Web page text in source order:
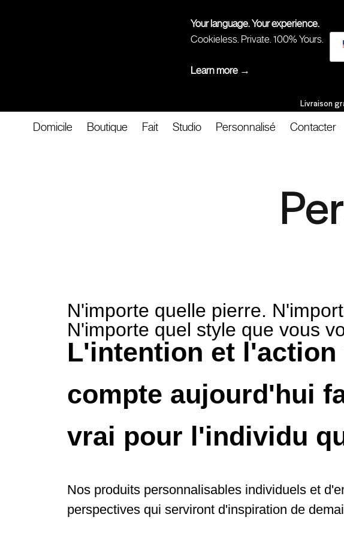
Your language. Your experience.
Cookieless. Private. 100% Yours.
Learn more →
Livraison
Domicile Boutique Fait Studio Personnalisé Contacter
N'importe quelle pierre.
N'importe quel style que vous
L'intention et l'action
compte aujourd'hui
vrai pour l'individu
Nos produits personnalisables individuels et
perspectives qui serviront d'inspiration de